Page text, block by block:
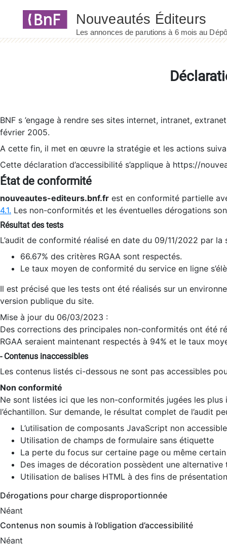
BNF s ’engage à rendre ses sites internet, intranet,
février 2005.
A cette fin, il met en œuvre la stratégie et les actions
Cette déclaration d’accessibilité s’applique à https://
État de conformité
nouveautes-editeurs.bnf.fr est en conformité partielle
4.1. Les non-conformités et les éventuelles dérogations
Résultat des tests
L’audit de conformité réalisé en date du 09/11/2022 par
66.67% des critères RGAA sont respectés.
Le taux moyen de conformité du service en ligne
Il est précisé que les tests ont été réalisés sur un
version publique du site.
Mise à jour du 06/03/2023 :
Des corrections des principales non-conformités ont été
RGAA seraient maintenant respectés à 94% et le taux
- Contenus inaccessibles
Les contenus listés ci-dessous ne sont pas accessibles
Non conformité
Ne sont listées ici que les non-conformités jugées les
l’échantillon. Sur demande, le résultat complet de l’audit
L’utilisation de composants JavaScript non
Utilisation de champs de formulaire sans étiquette
La perte du focus sur certaine page ou même
Des images de décoration possèdent une alternative
Utilisation de balises HTML à des fins de
Dérogations pour charge disproportionnée
Néant
Contenus non soumis à l’obligation d’accessibilité
Néant